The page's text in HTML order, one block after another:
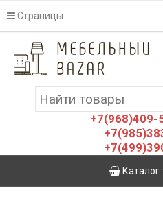
Страницы
+7(968)409-
Каталог